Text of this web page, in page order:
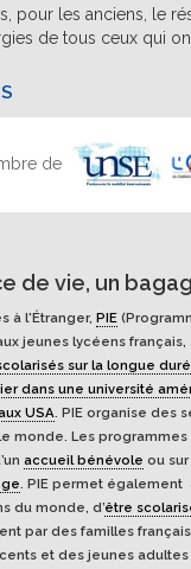
pour les anciens, le
de tous ceux qui
de
de vie, un
à l'Étranger, PIE
jeunes lycéens français,
sur la longue
dans une université
USA. PIE organise des
monde. Les
accueil bénévole ou
. PIE permet également
du monde, d’être
par des familles
et des jeunes